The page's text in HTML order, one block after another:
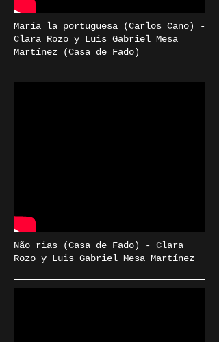
María la portuguesa (Carlos Cano) -
Clara Rozo y Luis Gabriel Mesa
Martínez (Casa de Fado)
Não rias (Casa de Fado) - Clara
Rozo y Luis Gabriel Mesa Martínez